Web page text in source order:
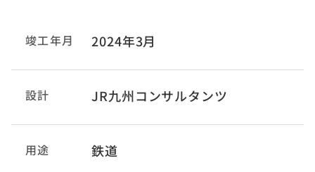
竣工年月 2024年3月
設計 JR九州コンサルタンツ
用途 鉄道